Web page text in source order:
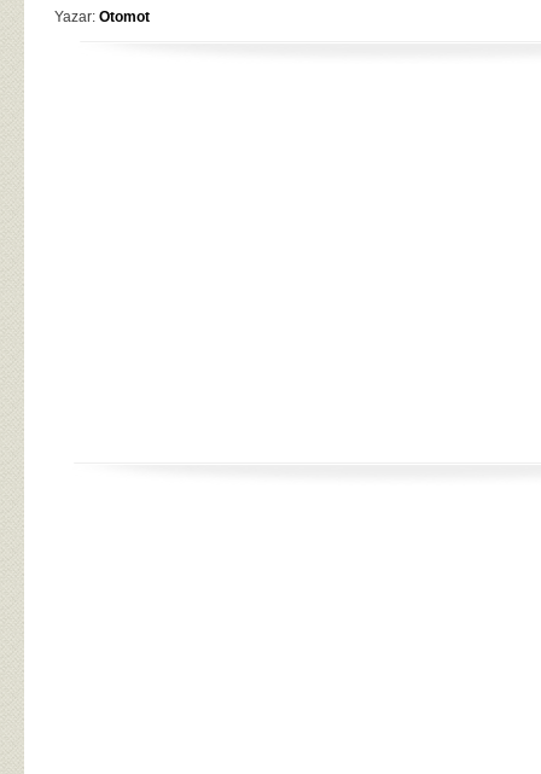
Yazar: Otomot